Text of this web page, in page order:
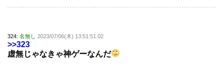
324: 名無し 2023/07/06(木) 13:51:51.02
>>323
虚無じゃなきゃ神ゲーなんだ